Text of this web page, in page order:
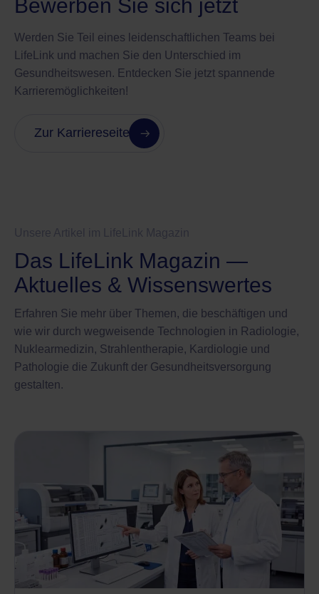
Bewerben Sie sich jetzt
Werden Sie Teil eines leidenschaftlichen Teams bei
LifeLink und machen Sie den Unterschied im
Gesundheitswesen. Entdecken Sie jetzt spannende
Karrieremöglichkeiten!
Zur Karriereseite
Das LifeLink Magazin —
Aktuelles & Wissenswertes
Erfahren Sie mehr über Themen, die beschäftigen und
wie wir durch wegweisende Technologien in Radiologie,
Nuklearmedizin, Strahlentherapie, Kardiologie und
Pathologie die Zukunft der Gesundheitsversorgung
gestalten.